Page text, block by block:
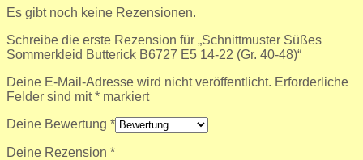
Es gibt noch keine Rezensionen.
Schreibe die erste Rezension für „Schnittmuster Süßes
Sommerkleid Butterick B6727 E5 14-22 (Gr. 40-48)“
Deine E-Mail-Adresse wird nicht veröffentlicht. Erforderliche
Felder sind mit* markiert
Deine Bewertung *
Deine Rezension *